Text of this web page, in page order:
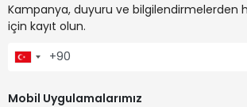
Kampanya, duyuru ve bilgilendirmelerden
için kayıt olun.
Mobil Uygulamalarımız